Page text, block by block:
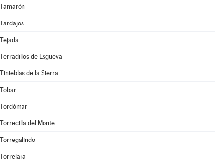
Tamarón
Tardajos
Tejada
Terradillos de Esgueva
Tinieblas de la Sierra
Tobar
Tordómar
Torrecilla del Monte
Torregalindo
Torrelara